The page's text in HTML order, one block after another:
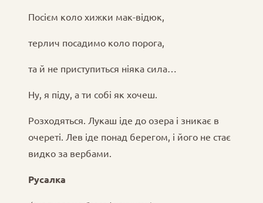
Посієм коло хижки мак-відюк,
терлич посадимо коло порога,
та й не приступиться ніяка сила…
Ну, я піду, а ти собі як хочеш.
Розходяться. Лукаш іде до озера і зникає в
очереті. Лев іде понад берегом, і його не стає
видко за вербами.
Русалка